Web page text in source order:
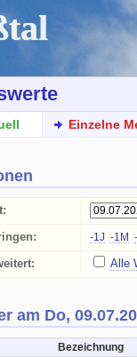
Einzelne
-1J -1M
Alle
am Do,
Bezeichnung